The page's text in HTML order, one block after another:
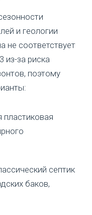
и геологии
не соответствует
из-за риска
поэтому
пластиковая
септик
баков,